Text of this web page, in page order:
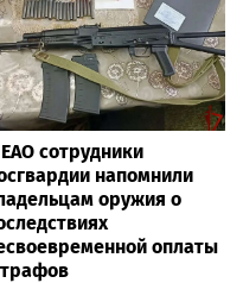
сотрудники
напомнили
оружия о
оплаты